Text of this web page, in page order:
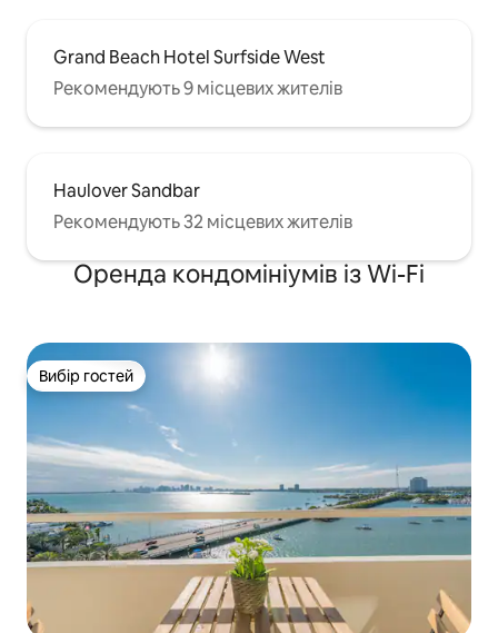
Grand Beach Hotel Surfside West
Рекомендують 9 місцевих жителів
Haulover Sandbar
Рекомендують 32 місцевих жителів
Оренда кондомініумів із Wi-Fi
Вибір гостей
Вибір гостей